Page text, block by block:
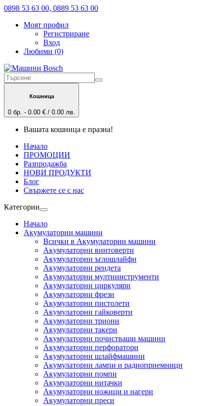
0898 53 63 00, 0889 53 63 00
Моят профил
Регистриране
Вход
Любими (0)
Кошница
0 бр. - 0.00 € / 0.00 лв.
Вашата кошница е празна!
Начало
ПРОМОЦИИ
Разпродажба
НОВИ ПРОДУКТИ
Блог
Свържете се с нас
Категории
Начало
Акумулаторни машини
Всички в Акумулаторни машини
Акумулаторни винтоверти
Акумулаторни ъглошлайфи
Акумулаторни рендета
Акумулаторни мултиинструменти
Акумулаторни циркуляри
Акумулаторни фрези
Акумулаторни пистолети
Акумулаторни гайковерти
Акумулаторни триони
Акумулаторни такери
Акумулаторни почистващи машини
Акумулаторни перфоратори
Акумулаторни шлайфмашини
Акумулаторни лампи и радиоприемници
Акумулаторни помпи
Акумулаторни нитачки
Акумулаторни ножици и нагери
Акумулаторни преси